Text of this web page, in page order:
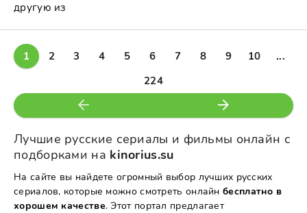
другую из
1 2 3 4 5 6 7 8 9 10
...
224
Лучшие русские сериалы и фильмы онлайн с
подборками на kinorius.su
На сайте вы найдете огромный выбор лучших русских
сериалов, которые можно смотреть онлайн бесплатно в
хорошем качестве. Этот портал предлагает